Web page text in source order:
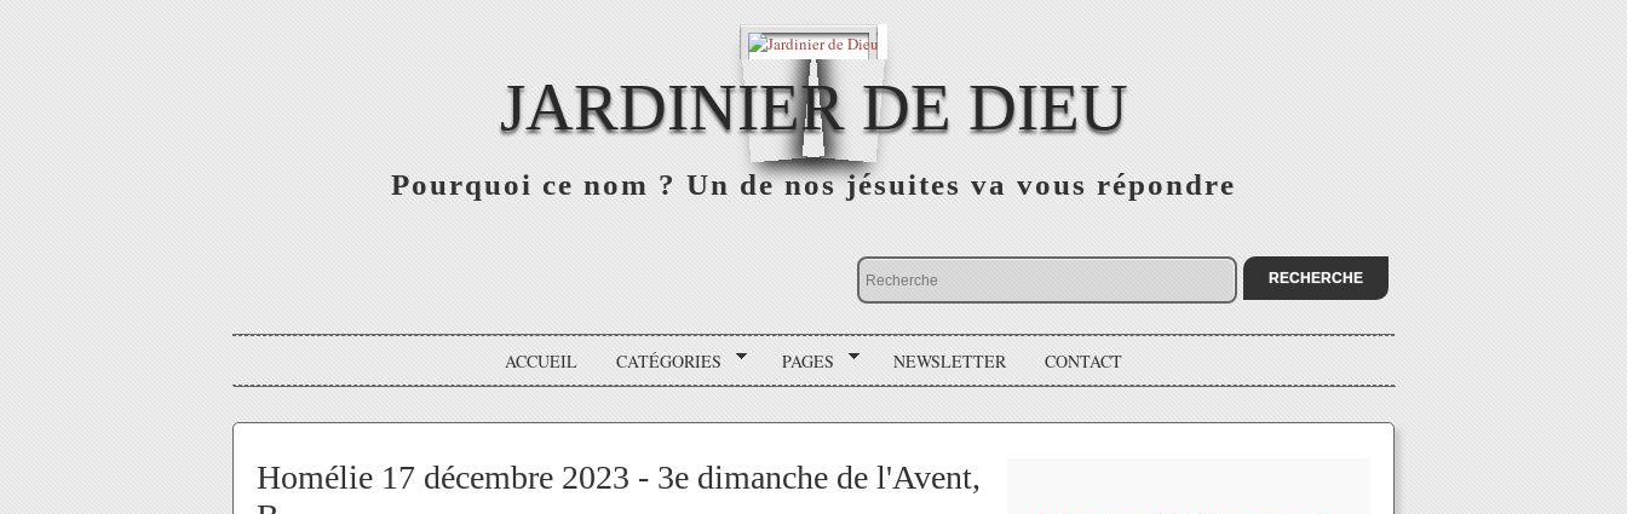
JARDINIER DE DIEU
Pourquoi ce nom ? Un de nos jésuites va vous répondre
ACCUEIL CATÉGORIES PAGES NEWSLETTER CONTACT
Homélie 17 décembre 2023 - 3e dimanche de l'Avent,